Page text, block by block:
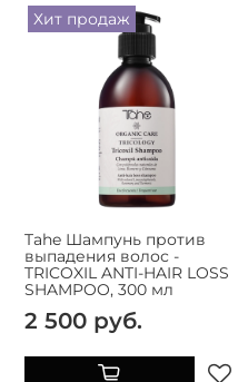
Хит продаж
Tahe Шампунь против
выпадения волос -
TRICOXIL ANTI-HAIR LOSS
SHAMPOO, 300 мл
2 500 руб.